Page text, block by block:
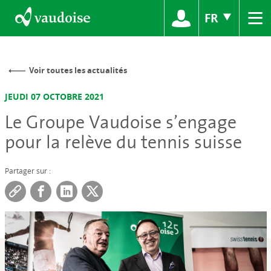
FR ≡
Voir toutes les actualités
JEUDI 07 OCTOBRE 2021
Le Groupe Vaudoise s’engage
pour la relève du tennis suisse
Partager sur :